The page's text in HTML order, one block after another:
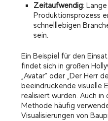
Zeitaufwendig:
Produktionsprozess
schnelllebigen
sein.
Ein Beispiel für den
findet sich in großen
„Avatar“ oder „Der Herr
beeindruckende visuelle
realisiert wurden. Auch
Methode häufig
Visualisierungen von